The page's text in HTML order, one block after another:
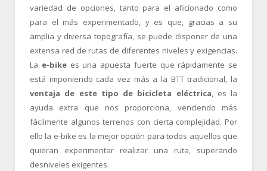
variedad de opciones, tanto para el aficionado como
para el más experimentado, y es que, gracias a su
amplia y diversa topografía, se puede disponer de una
extensa red de rutas de diferentes niveles y exigencias.
La e-bikees una apuesta fuerte que rápidamente se
está imponiendo cada vez más a la BTT tradicional, la
ventaja de este tipo de bicicleta eléctrica, es la
ayuda extra que nos proporciona, venciendo más
fácilmente algunos terrenos con cierta complejidad. Por
ello la e-bike es la mejor opción para todos aquellos que
quieran experimentar realizar una ruta, superando
desniveles exigentes.